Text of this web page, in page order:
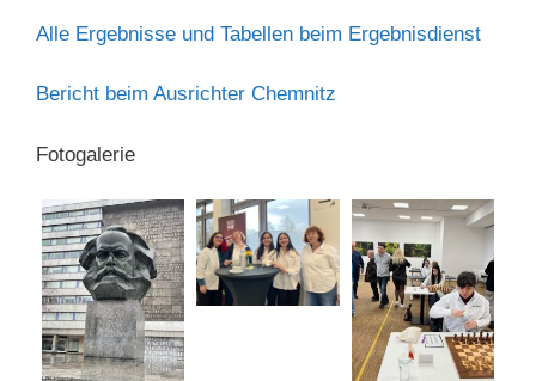
Alle Ergebnisse und Tabellen beim Ergebnisdienst
Bericht beim Ausrichter Chemnitz
Fotogalerie